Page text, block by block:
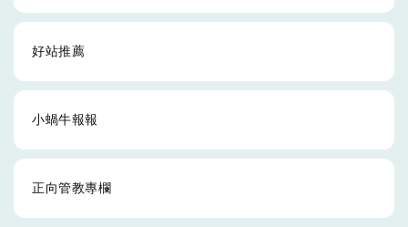
好站推薦
小蝸牛報報
正向管教專欄